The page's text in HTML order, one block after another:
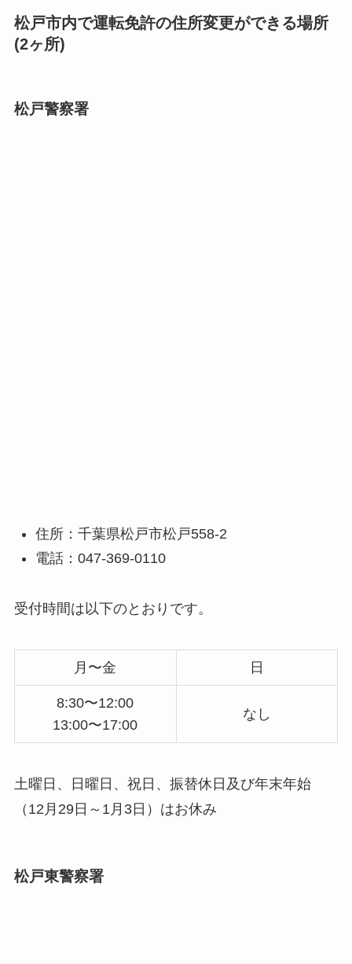
松戸市内で運転免許の住所変更ができる場所
(2ヶ所)
松戸警察署
住所：千葉県松戸市松戸558-2
電話：047-369-0110
受付時間は以下のとおりです。
月〜金 日
8:30〜12:00
13:00〜17:00
なし
土曜日、日曜日、祝日、振替休日及び年末年始
（12月29日～1月3日）はお休み
松戸東警察署